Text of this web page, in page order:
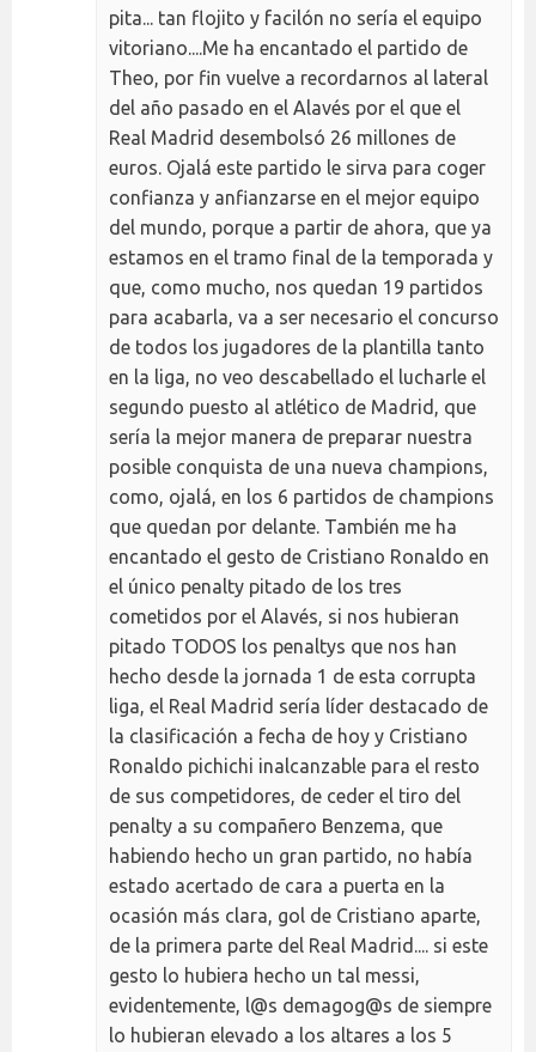
pita... tan flojito y facilón no sería el equipo
vitoriano....Me ha encantado el partido de
Theo, por fin vuelve a recordarnos al lateral
del año pasado en el Alavés por el que el
Real Madrid desembolsó 26 millones de
euros. Ojalá este partido le sirva para coger
confianza y anfianzarse en el mejor equipo
del mundo, porque a partir de ahora, que ya
estamos en el tramo final de la temporada y
que, como mucho, nos quedan 19 partidos
para acabarla, va a ser necesario el concurso
de todos los jugadores de la plantilla tanto
en la liga, no veo descabellado el lucharle el
segundo puesto al atlético de Madrid, que
sería la mejor manera de preparar nuestra
posible conquista de una nueva champions,
como, ojalá, en los 6 partidos de champions
que quedan por delante. También me ha
encantado el gesto de Cristiano Ronaldo en
el único penalty pitado de los tres
cometidos por el Alavés, si nos hubieran
pitado TODOS los penaltys que nos han
hecho desde la jornada 1 de esta corrupta
liga, el Real Madrid sería líder destacado de
la clasificación a fecha de hoy y Cristiano
Ronaldo pichichi inalcanzable para el resto
de sus competidores, de ceder el tiro del
penalty a su compañero Benzema, que
habiendo hecho un gran partido, no había
estado acertado de cara a puerta en la
ocasión más clara, gol de Cristiano aparte,
de la primera parte del Real Madrid.... si este
gesto lo hubiera hecho un tal messi,
evidentemente, l@s demagog@s de siempre
lo hubieran elevado a los altares a los 5